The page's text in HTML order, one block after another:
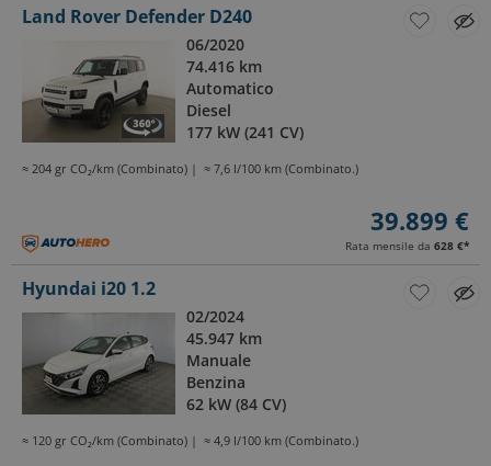
Land Rover Defender D240
06/2020
74.416 km
Automatico
Diesel
177 kW (241 CV)
≈ 204 gr CO₂/km (Combinato) ≈ 7,6 l/100 km (Combinato.)
39.899 €
Rata mensile da 628 €*
Hyundai i20 1.2
02/2024
45.947 km
Manuale
Benzina
62 kW (84 CV)
≈ 120 gr CO₂/km (Combinato) ≈ 4,9 l/100 km (Combinato.)